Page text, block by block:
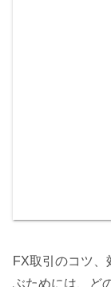
FX取引のコツ
ぶためには、ど